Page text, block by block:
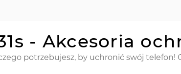
- Akcesoria
potrzebujesz, by uchronić swój